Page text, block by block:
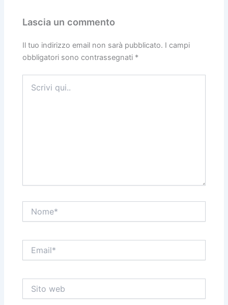
Lascia un commento
Il tuo indirizzo email non sarà pubblicato. I campi
obbligatori sono contrassegnati *
qui..
web